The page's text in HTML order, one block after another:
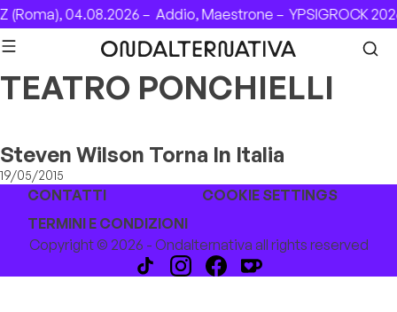
Skip to content
(Roma), 04.08.2026 – Addio, Maestrone – YPSIGROCK
TEATRO PONCHIELLI
Steven Wilson Torna In Italia
19/05/2015
CONTATTI
COOKIE SETTINGS
TERMINI E CONDIZIONI
Copyright © 2026 - Ondalternativa all rights reserved